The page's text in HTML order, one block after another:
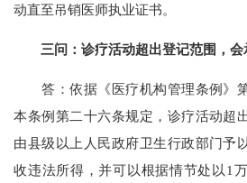
动直至吊销医师执业证书。
三问：诊疗活动超出登记范围，
答：依据《医疗机构管理条例》
本条例第二十六条规定，诊疗活动超
由县级以上人民政府卫生行政部门予
收违法所得，并可以根据情节处以1